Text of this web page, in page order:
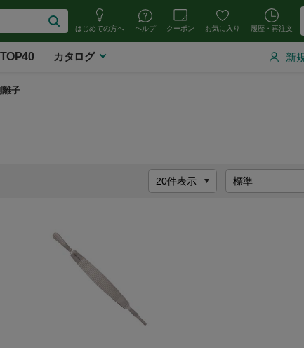
新
履歴・再注文
お気に入り
クーポン
ヘルプ
はじめての方へ
カタログ
離子